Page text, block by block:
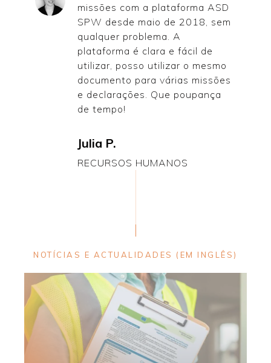
missões com a plataforma ASD
SPW desde maio de 2018, sem
qualquer problema. A
plataforma é clara e fácil de
utilizar, posso utilizar o mesmo
documento para várias missões
e declarações. Que poupança
de tempo!
Julia P.
RECURSOS HUMANOS
NOTÍCIAS E ACTUALIDADES (EM INGLÊS)